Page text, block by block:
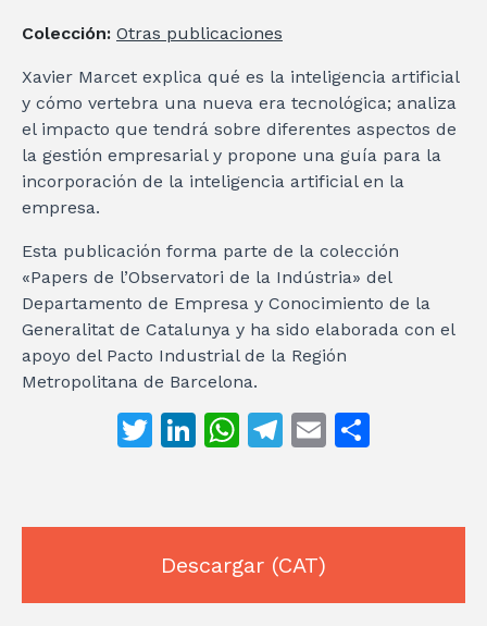
Colección: Otras publicaciones
Xavier Marcet explica qué es la inteligencia artificial
y cómo vertebra una nueva era tecnológica; analiza
el impacto que tendrá sobre diferentes aspectos de
la gestión empresarial y propone una guía para la
incorporación de la inteligencia artificial en la
empresa.
Esta publicación forma parte de la colección
«Papers de l’Observatori de la Indústria» del
Departamento de Empresa y Conocimiento de la
Generalitat de Catalunya y ha sido elaborada con el
apoyo del Pacto Industrial de la Región
Metropolitana de Barcelona.
T
te
r
Li
e
dI
n
W
s
A
p
T
gr
a
m
E
l
p
ti
Descargar (CAT)